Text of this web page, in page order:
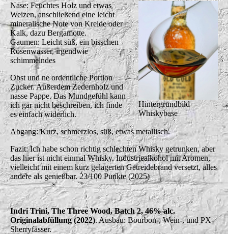
Hintergrundbild
Whiskybase
Nase: Feuchtes Holz und etwas
Weizen, anschließend eine leicht
mineralische Note von Kreide oder
Kalk, dazu Bergamotte.
Gaumen: Leicht süß, ein bisschen
Rosenwasser, irgendwie
schimmelndes
Obst und ne ordentliche Portion
Zucker. Außerdem Zedernholz und
nasse Pappe. Das Mundgefühl kann
ich gar nicht beschreiben, ich finde
es einfach widerlich.
Abgang: Kurz, schmerzlos, süß, etwas metallisch.
Fazit: Ich habe schon richtig schlechten Whisky getrunken, aber
das hier ist nicht einmal Whisky. Industriealkohol mit Aromen,
vielleicht mit einem kurz gelagerten Getreidebrand versetzt, alles
andere als genießbar. 23/100 Punkte (2025)
Indri Trini, The Three Wood, Batch 2, 46% alc.
Originalabfüllung (2022). Ausbau: Bourbon-, Wein-, und PX-
Sherryfässer.